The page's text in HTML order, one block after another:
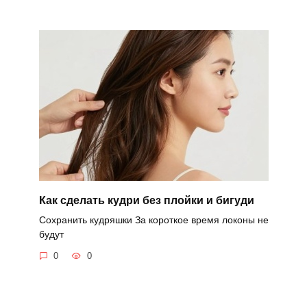
Как сделать кудри без плойки и бигуди
Сохранить кудряшки За короткое время локоны не
будут
0 0